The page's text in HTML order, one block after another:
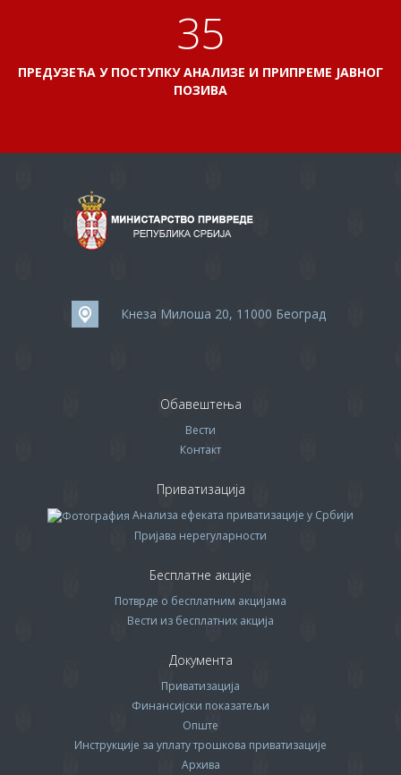
38
ПРЕДУЗЕЋА У ПОСТУПКУ АНАЛИЗЕ И ПРИПРЕМЕ ЈАВНОГ
ПОЗИВА
Кнеза Милоша 20, 11000 Београд
Обавештења
Вести
Контакт
Приватизација
Анализа ефеката приватизације у Србији
Пријава нерегуларности
Бесплатне акције
Потврде о бесплатним акцијама
Вести из бесплатних акција
Документа
Приватизација
Финансијски показатељи
Опште
Инструкције за уплату трошкова приватизације
Архива